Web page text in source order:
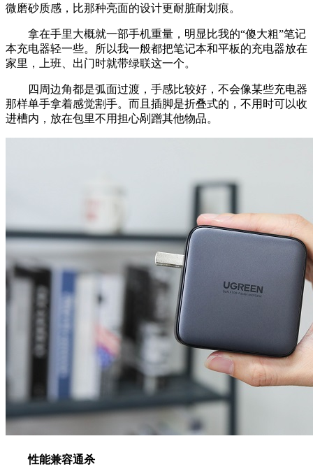
微磨砂质感，比那种亮面的设计更耐脏耐划痕。
拿在手里大概就一部手机重量，明显比我的“傻大粗”笔记
本充电器轻一些。所以我一般都把笔记本和平板的充电器放在
家里，上班、出门时就带绿联这一个。
四周边角都是弧面过渡，手感比较好，不会像某些充电器
那样单手拿着感觉割手。而且插脚是折叠式的，不用时可以收
进槽内，放在包里不用担心剐蹭其他物品。
性能兼容通杀